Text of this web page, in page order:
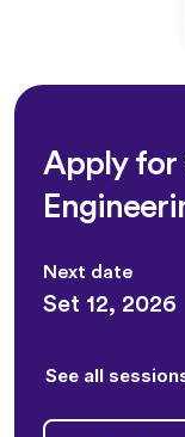
Apply for
Next date
Set 12, 2026
See all